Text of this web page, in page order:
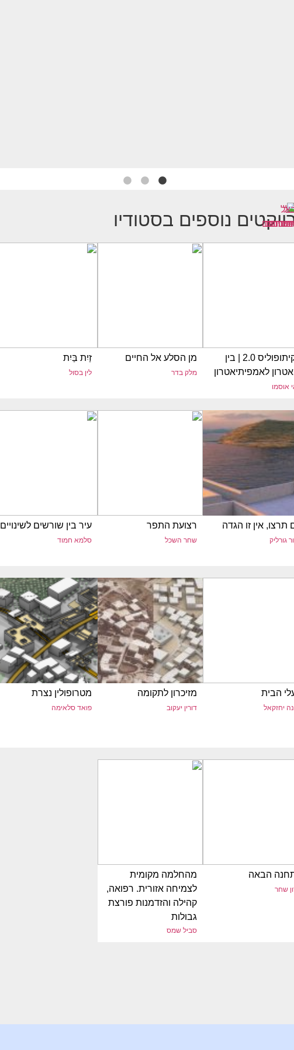
נוספים בסטודיו
סקיתופוליס 2.0 | בין
לאמפיתיאטרון
אוסמו
מן הסלע אל החיים
מלק בדר
זַיִת בַּיִת
לין בסול
תרצו, אין זו הגדה
גורליק
רצועת התפר
שחר השכל
עיר בין שורשים לשינויים
סלמא חמוד
הבית
יחזקאל
מזיכרון לתקומה
דורין יעקוב
מטרופולין נצרת
פואד סלאימה
הבאה
שחר
מהחלמה מקומית
לצמיחה אזורית. רפואה,
קהילה והזדמנות פורצת
גבולות
סביל שמס